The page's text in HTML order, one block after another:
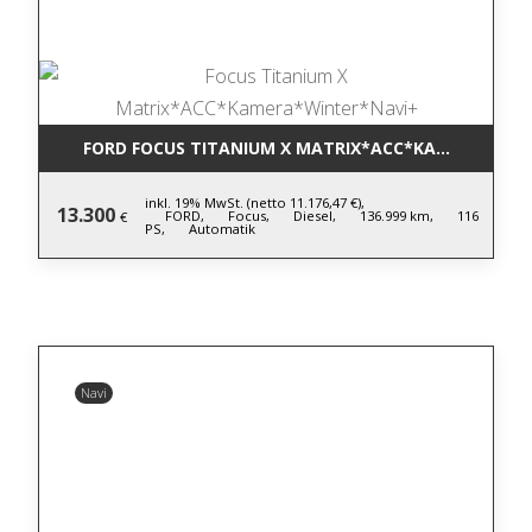
FORD FOCUS TITANIUM X
13.300 €
inkl. 19% MwSt. (netto 11.176,47 €),
FORD, Focus, Diesel, 136.999 km, 116
PS, Automatik
Navi